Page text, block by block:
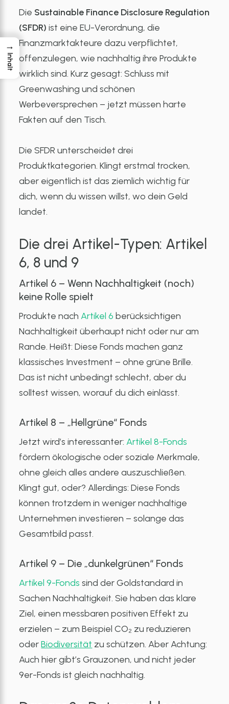
Die Sustainable Finance Disclosure Regulation
(SFDR) ist eine EU-Verordnung, die
Finanzmarktakteure dazu verpflichtet,
offenzulegen, wie nachhaltig ihre Produkte
wirklich sind. Kurz gesagt: Schluss mit
Greenwashing und schönen
Werbeversprechen – jetzt müssen harte
Fakten auf den Tisch.
Die SFDR unterscheidet drei
Produktkategorien. Klingt erstmal trocken,
aber eigentlich ist das ziemlich wichtig für
dich, wenn du wissen willst, wo dein Geld
landet.
Die drei Artikel-Typen: Artikel
6, 8 und 9
Artikel 6 – Wenn Nachhaltigkeit (noch)
keine Rolle spielt
Produkte nachArtikel 6 berücksichtigen
Nachhaltigkeit überhaupt nicht oder nur am
Rande. Heißt: Diese Fonds machen ganz
klassisches Investment – ohne grüne Brille.
Das ist nicht unbedingt schlecht, aber du
solltest wissen, worauf du dich einlässt.
Artikel 8 – „Hellgrüne“ Fonds
Jetzt wird’s interessanter:Artikel 8-Fonds
fördern ökologische oder soziale Merkmale,
ohne gleich alles andere auszuschließen.
Klingt gut, oder? Allerdings: Diese Fonds
können trotzdem in weniger nachhaltige
Unternehmen investieren – solange das
Gesamtbild passt.
Artikel 9 – Die „dunkelgrünen“ Fonds
Artikel 9-Fonds sind der Goldstandard in
Sachen Nachhaltigkeit. Sie haben das klare
Ziel, einen messbaren positiven Effekt zu
erzielen – zum Beispiel CO₂ zu reduzieren
oderBiodiversität zu schützen. Aber Achtung:
Auch hier gibt’s Grauzonen, und nicht jeder
9er-Fonds ist gleich nachhaltig.
→
Inhalt